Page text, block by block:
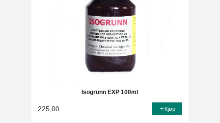
Isogrunn EXP 100ml
225,00 Kjøp